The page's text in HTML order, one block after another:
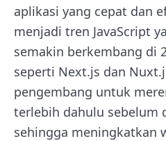
aplikasi yang cepat dan
menjadi tren JavaScript
semakin berkembang di
seperti Next.js dan
pengembang untuk
terlebih dahulu sebelum
sehingga meningkatkan